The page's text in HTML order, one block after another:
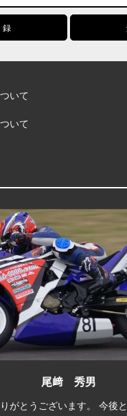
いて
いて
尾﨑 秀男
がとうございます。 今後